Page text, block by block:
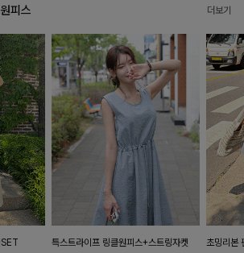
피스 더보기
SET
특스트라이프 링클원피스+스트링자켓
초밍리본